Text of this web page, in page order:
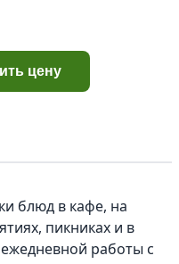
цену
блюд в кафе, на
пикниках и в
работы с